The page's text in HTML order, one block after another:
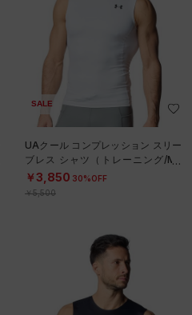
SALE
UAクール コンプレッション スリー
ブレス シャツ（トレーニング/ME
N）
￥3,850 30%OFF
￥5,500